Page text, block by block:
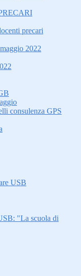
precari
2022
consulenza GPS
USB
"La scuola di